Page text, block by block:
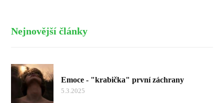
Nejnovější články
Emoce - "krabička" první záchrany
5.3.2025